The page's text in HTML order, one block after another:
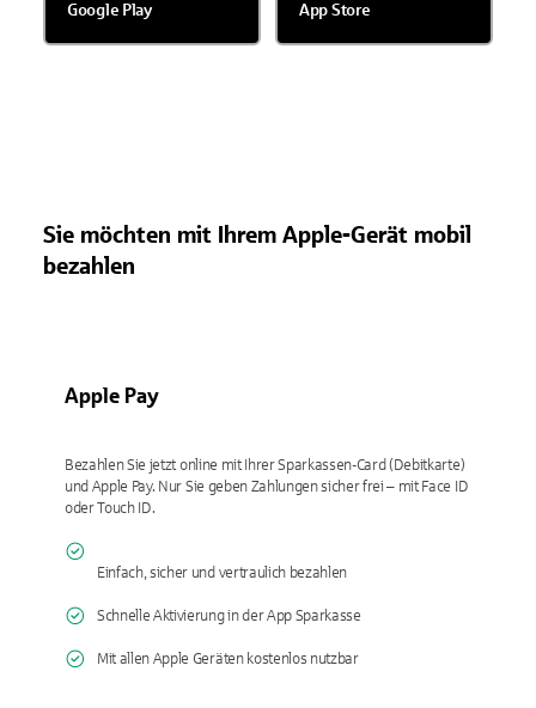
Google Play App Store
Sie möchten mit Ihrem Apple-Gerät mobil
bezahlen
Apple Pay
Bezahlen Sie jetzt online mit Ihrer Sparkassen-Card (Debitkarte)
und Apple Pay. Nur Sie geben Zahlungen sicher frei – mit Face ID
oder Touch ID.
Einfach, sicher und vertraulich bezahlen
Schnelle Aktivierung in der App Sparkasse
Mit allen Apple Geräten kostenlos nutzbar